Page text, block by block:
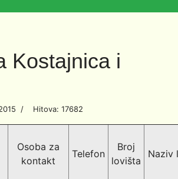
Kostajnica i
Hitova: 17682
Osoba za
kontakt
Telefon
Broj
lovišta
Naziv